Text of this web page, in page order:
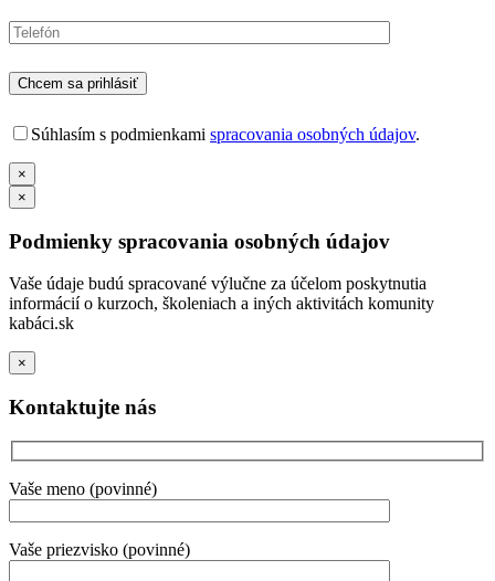
Súhlasím s podmienkami spracovania osobných údajov.
×
×
Podmienky spracovania osobných údajov
Vaše údaje budú spracované výlučne za účelom poskytnutia
informácií o kurzoch, školeniach a iných aktivitách komunity
kabáci.sk
×
Kontaktujte nás
Vaše meno (povinné)
Vaše priezvisko (povinné)